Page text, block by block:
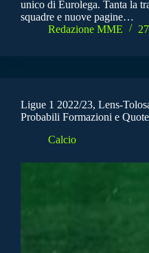
unico di Eurolega. Tanta la
squadre e nuove pagine…
Redazione MME
Ligue 1 2022/23, Lens-
Probabili Formazioni e
Calcio